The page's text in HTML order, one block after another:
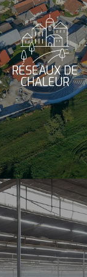
RÉSEAUX DE
CHALEUR